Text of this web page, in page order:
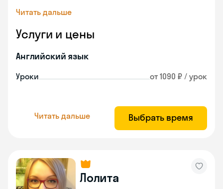
Читать дальше
Услуги и цены
Английский язык
Уроки от 1090 ₽ / урок
Читать дальше Выбрать время
Лолита